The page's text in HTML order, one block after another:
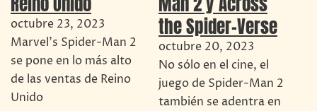
octubre 23, 2023
Marvel's Spider-Man 2
se pone en lo más alto
de las ventas de Reino
Unido
the Spider-Verse
octubre 20, 2023
No sólo en el cine, el
juego de Spider-Man 2
también se adentra en